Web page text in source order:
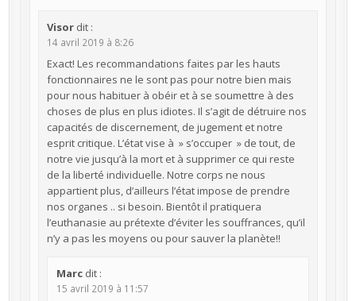
Visor dit :
14 avril 2019 à 8:26
Exact! Les recommandations faites par les hauts
fonctionnaires ne le sont pas pour notre bien mais
pour nous habituer à obéir et à se soumettre à des
choses de plus en plus idiotes. Il s’agit de détruire nos
capacités de discernement, de jugement et notre
esprit critique. L’état vise à » s’occuper » de tout, de
notre vie jusqu’à la mort et à supprimer ce qui reste
de la liberté individuelle. Notre corps ne nous
appartient plus, d’ailleurs l’état impose de prendre
nos organes .. si besoin. Bientôt il pratiquera
l’euthanasie au prétexte d’éviter les souffrances, qu’il
n’y a pas les moyens ou pour sauver la planète!!
Marc dit :
15 avril 2019 à 11:57